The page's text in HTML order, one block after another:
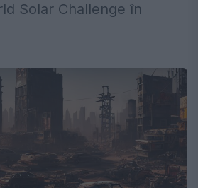
Solar Challenge în